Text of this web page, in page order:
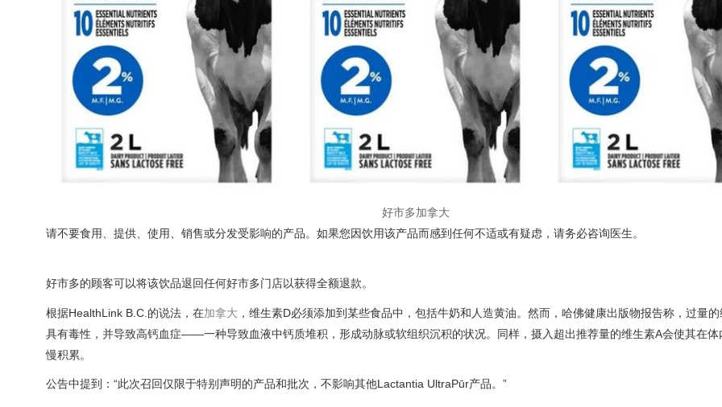
好市多加拿大
请不要食用、提供、使用、销售或分发受影响的产品。如果您因饮用该产品而感到任何不适或有疑虑，请务必咨询医生。
好市多的顾客可以将该饮品退回任何好市多门店以获得全额退款。
根据HealthLink B.C.的说法，在加拿大 ，维生素D必须添加到某些食品中，包括牛奶和人造黄油。然而，哈佛健康出版物报告称，过量
具有毒性，并导致高钙血症——一种导致血液中钙质堆积，形成动脉或软组织沉积的状况。同样，摄入超出推荐量的维生素A会使其在体
慢积累。
公告中提到：“此次召回仅限于特别声明的产品和批次，不影响其他Lactantia UltraPūr产品。”